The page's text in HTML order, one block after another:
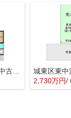
旭区大宮2丁目 中古戸建
2,730万円/